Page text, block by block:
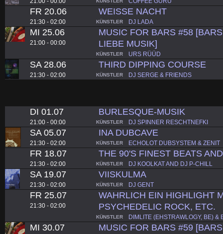
FR 20.06
21:30 - 02:00
WEISSE NACHT
KÜNSTLER DJ LADA
MI 25.06
21:00 - 00:00
MUSIC FOR BARS #58
LIEBE MUSIK]
KÜNSTLER URS RÜÜD
SA 28.06
21:30 - 02:00
THIRD DIPPING COURSE
KÜNSTLER DJ SERGE & FRIENDS
DI 01.07
21:00 - 00:00
BURLESQUE-MUSIK
KÜNSTLER DJ SPINNER RESCHTNEFKI
SA 05.07
21:30 - 02:00
INA DUBCAVE
KÜNSTLER ECHOLOT DUBSYSTEM & ZENIT
FR 18.07
21:30 - 02:00
THE 90'S FINEST BEATS
KÜNSTLER DJ KOOLKAT AND DJ P-CHILL
SA 19.07
21:30 - 02:00
VIISKULMA
KÜNSTLER DJ GENT
FR 25.07
21:30 - 02:00
WAHRLICH EIN HIGHLIGHT
PSYCHEDELIC ROCK, ETC.
KÜNSTLER DIMLITE (EHSTRAWLOGY, BE)
MI 30.07
MUSIC FOR BARS #59